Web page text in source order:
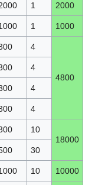
1 2000
1 1000
4
4800
4
4
4
10
18000
30
10 10000